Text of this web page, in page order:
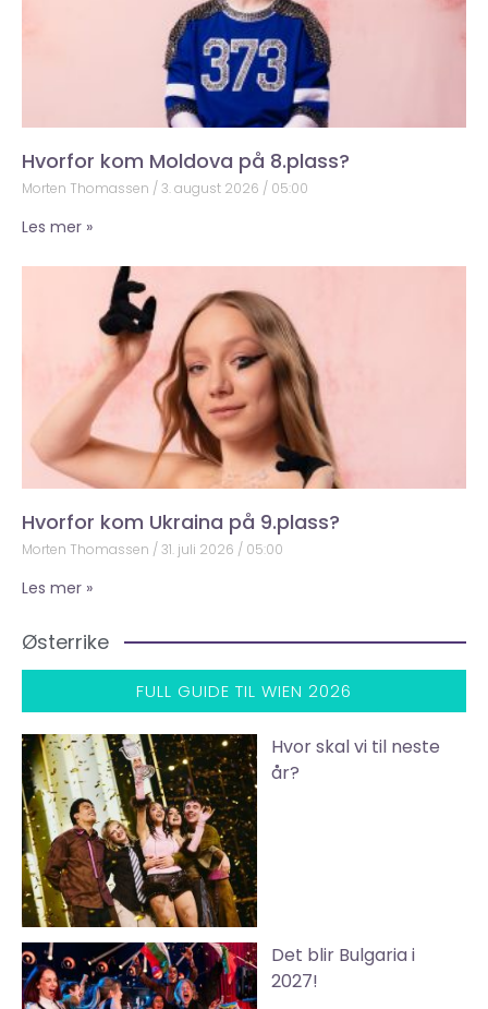
Hvorfor kom Moldova på 8.plass?
Morten Thomassen 3. august 2026 05:00
Les mer »
Hvorfor kom Ukraina på 9.plass?
Morten Thomassen 31. juli 2026 05:00
Les mer »
Østerrike
FULL GUIDE TIL WIEN 2026
Hvor skal vi til neste
år?
Det blir Bulgaria i
2027!